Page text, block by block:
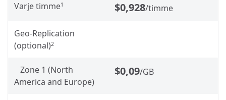
Varje timme1 $0,928/timme
Geo-Replication
(optional)2
Zone 1 (North
America and Europe)
$0,09/GB